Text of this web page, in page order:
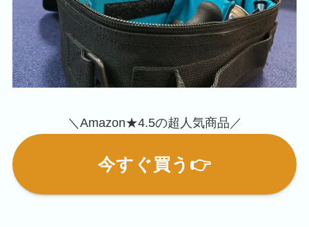
＼Amazon★4.5の超人気商品／
今すぐ買う👉